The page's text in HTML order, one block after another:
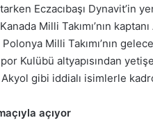
Eczacıbaşı Dynavit’in
Milli Takımı’nın
Milli Takımı’nın
Kulübü altyapısından
Akyol gibi iddialı isimlerle
açıyor